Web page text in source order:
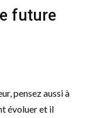
future
pensez aussi à
évoluer et il